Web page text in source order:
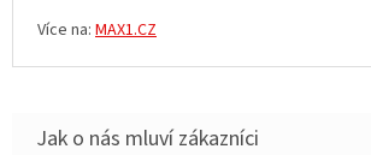
Více na: MAX1.CZ